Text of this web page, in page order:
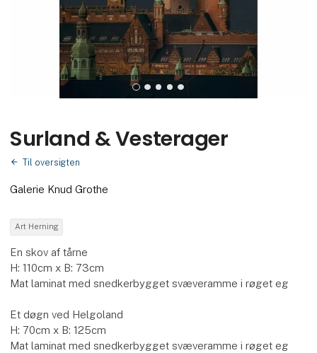
Surland & Vesterager
Til oversigten
Galerie Knud Grothe
Art Herning
En skov af tårne
H: 110cm x B: 73cm
Mat laminat med snedkerbygget svæveramme i røget eg
Et døgn ved Helgoland
H: 70cm x B: 125cm
Mat laminat med snedkerbygget svæveramme i røget eg